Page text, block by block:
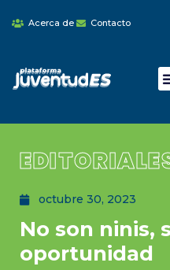
Acerca de Contacto
octubre 30, 2023
No son ninis,
oportunidad